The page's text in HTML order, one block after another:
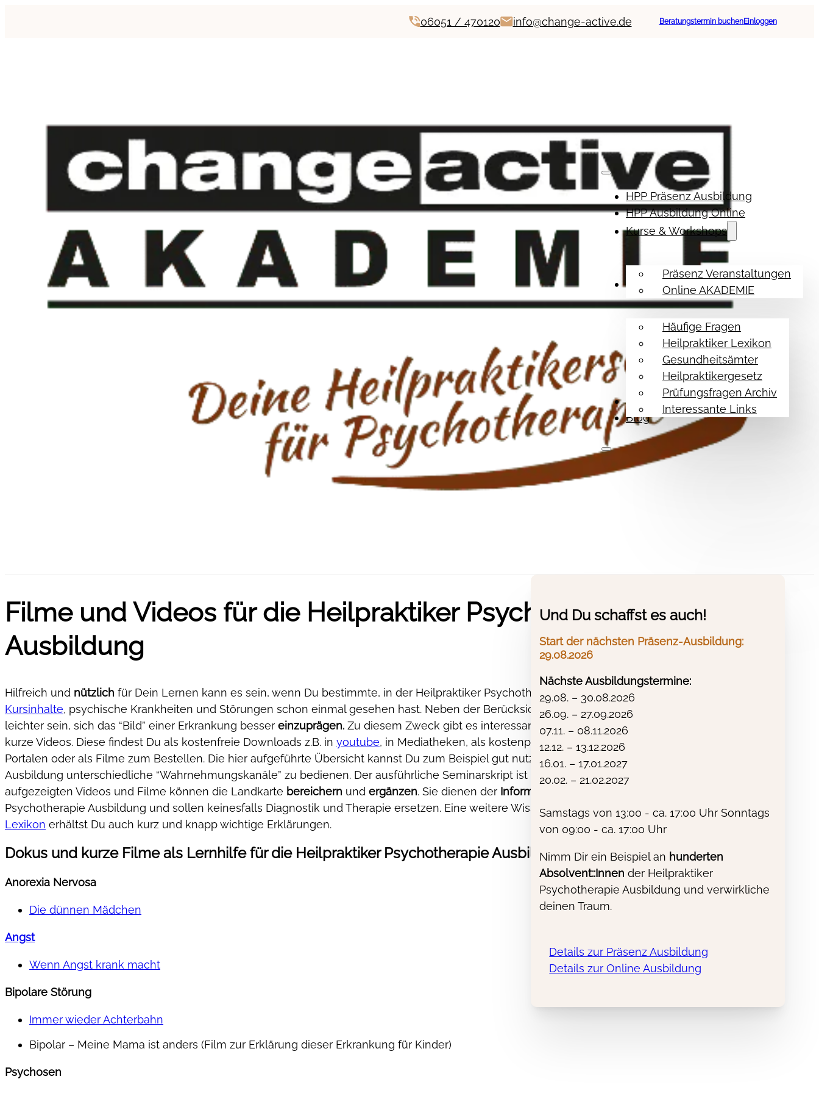
06051 / 470120 info@change-active.de Beratungstermin buchenEinloggen
HPP Präsenz Ausbildung
HPP Ausbildung Online
Kurse & Workshops
Präsenz Veranstaltungen
Online AKADEMIE
Hilfe Themen
Häufige Fragen
Heilpraktiker Lexikon
Gesundheitsämter
Heilpraktikergesetz
Prüfungsfragen Archiv
Interessante Links
Referenzen
Blog
Filme und Videos für die Heilpraktiker Psychotherapie
Ausbildung
Hilfreich und nützlich für Dein Lernen kann es sein, wenn Du bestimmte, in der Heilpraktiker Psychotherapie Ausbildung theoretisch behandelte
Kursinhalte, psychische Krankheiten und Störungen schon einmal gesehen hast. Neben der Berücksichtigung weitererLerntipps
leichter sein, sich das “Bild” einer Erkrankung besser einzuprägen. Zu diesem Zweck gibt es interessante Spielfilme, Dokumentationen oder auch
kurze Videos. Diese findest Du als kostenfreie Downloads z.B. in youtube, in Mediatheken, als kostenpflichtiges Material in entsprechenden
Portalen oder als Filme zum Bestellen. Die hier aufgeführte Übersicht kannst Du zum Beispiel gut nutzen, um in der Heilpraktiker Psychhotherapie
Ausbildung unterschiedliche “Wahrnehmungskanäle” zu bedienen. Der ausführliche Seminarskript ist dabei dein “Tour-Guide”. Die hier
aufgezeigten Videos und Filme können die Landkarte bereichern und ergänzen. Sie dienen der Information
Psychotherapie Ausbildung und sollen keinesfalls Diagnostik und Therapie ersetzen. Eine weitere Wissensquelle für Dich: Im HP Psychotherapie
Lexikon erhältst Du auch kurz und knapp wichtige Erklärungen.
Dokus und kurze Filme als Lernhilfe für die Heilpraktiker Psychotherapie Ausbildung
Anorexia Nervosa
Die dünnen Mädchen
Angst
Wenn Angst krank macht
Bipolare Störung
Immer wieder Achterbahn
Bipolar – Meine Mama ist anders (Film zur Erklärung dieser Erkrankung für Kinder)
Psychosen
Und Du schaffst es auch!
Start der nächsten Präsenz-Ausbildung:
29.08.2026
Nächste Ausbildungstermine:
29.08. – 30.08.2026
26.09. – 27.09.2026
07.11. – 08.11.2026
12.12. – 13.12.2026
16.01. – 17.01.2027
20.02. – 21.02.2027
Samstags von 13:00 - ca. 17:00 Uhr Sonntags
von 09:00 - ca. 17:00 Uhr
Nimm Dir ein Beispiel an hunderten
Absolvent::Innen der Heilpraktiker
Psychotherapie Ausbildung und verwirkliche
deinen Traum.
Details zur Präsenz Ausbildung
Details zur Online Ausbildung